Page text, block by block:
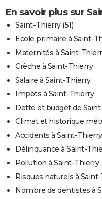
En savoir plus sur
Saint-Thierry (51)
Ecole primaire à Saint-
Maternités à Saint-
Crèche à Saint-Thierry
Salaire à Saint-Thierry
Impôts à Saint-Thierry
Dette et budget de
Climat et historique
Accidents à Saint-Thierry
Délinquance à Saint-
Pollution à Saint-Thierry
Risques naturels à
Nombre de dentistes à